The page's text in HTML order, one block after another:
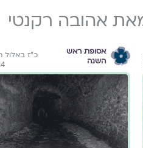
אהובה רקנטי
אסופת ראש
השנה
כ״ז באלול